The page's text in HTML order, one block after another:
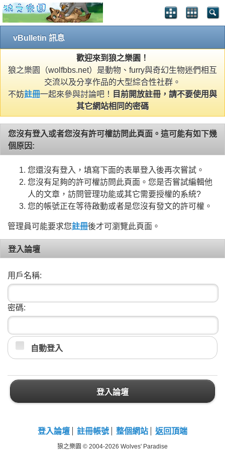
vBulletin 訊息
歡迎來到狼之樂園！
狼之樂園（wolfbbs.net）是動物、furry與奇幻生物迷們相互
交流以及分享作品的大型綜合性社群。
不妨註冊一起來參與討論吧！
目前開放註冊，請不要使用與
其它網站相同的密碼
您沒有登入或者您沒有許可權訪問此頁面。這可能有如下幾
個原因:
您還沒有登入，填寫下面的表單登入後再次嘗試。
您沒有足夠的許可權訪問此頁面。您是否嘗試編輯他
人的文章，訪問管理功能或其它需要授權的系統?
您的帳號正在等待啟動或者是您沒有發文的許可權。
管理員可能要求您註冊後才可瀏覽此頁面。
登入論壇
用戶名稱:
密碼:
自動登入
登入論壇
登入論壇 註冊帳號 整個網站 返回頂端
狼之樂園 © 2004-2026 Wolves' Paradise